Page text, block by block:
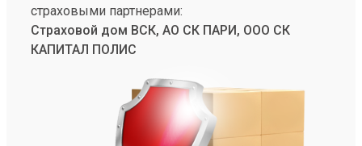
страховыми партнерами:
Страховой дом ВСК, АО СК ПАРИ, ООО СК
КАПИТАЛ ПОЛИС